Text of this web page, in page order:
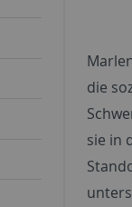
die
sie in